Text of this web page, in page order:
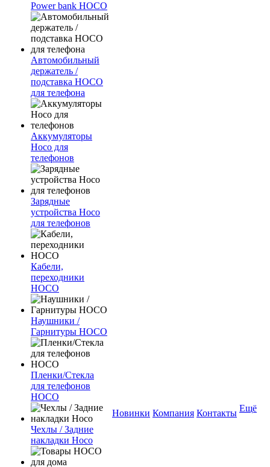
Power bank HOCO
Автомобильный
держатель /
подставка HOCO
для телефона
Аккумуляторы
Hoco для
телефонов
Зарядные
устройства Hoco
для телефонов
Кабели,
переходники
HOCO
Наушники /
Гарнитуры HOCO
Пленки/Стекла
для телефонов
HOCO
Чехлы / Задние
накладки Hoco
Новинки Компания Контакты Ещё